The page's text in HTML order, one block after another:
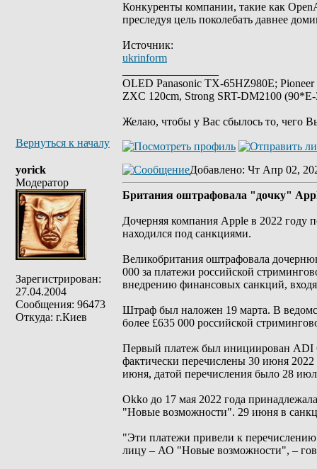
Конкуренты компании, такие как
преследуя цель поколебать давнее
Источник:
ukrinform
OLED Panasonic TX-65HZ980E;
ZXC 120cm, Strong SRT-DM2100
Желаю, чтобы у Вас сбылось то, чего
Вернуться к началу
yorick
Модератор
Зарегистрирован:
27.04.2004
Сообщения: 96473
Откуда: г.Киев
Добавлено: Чт Апр 02,
Британия оштрафовала "дочку"
Дочерняя компания Apple в 2022 году
находился под санкциями.
Великобритания оштрафовала
000 за платежи российской
внедрению финансовых санкций,
Штраф был наложен 19 марта. В
более £635 000 российской
Первый платеж был инициирован ADI
фактически перечислены 30 июня
июня, датой перечисления было 28
Okko до 17 мая 2022 года
"Новые возможности". 29 июня в
"Эти платежи привели к
лицу – АО "Новые возможности", –